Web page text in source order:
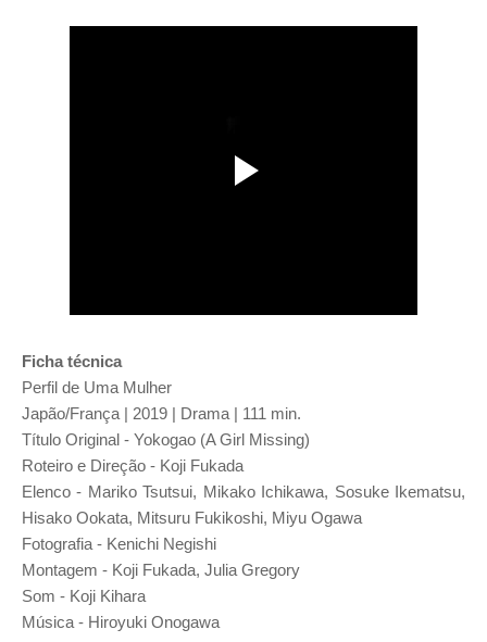
Ficha técnica
Perfil de Uma Mulher
Japão/França | 2019 | Drama | 111 min.
Título Original - Yokogao (A Girl Missing)
Roteiro e Direção - Koji Fukada
Elenco - Mariko Tsutsui, Mikako Ichikawa, Sosuke Ikematsu,
Hisako Ookata, Mitsuru Fukikoshi, Miyu Ogawa
Fotografia - Kenichi Negishi
Montagem - Koji Fukada, Julia Gregory
Som - Koji Kihara
Música - Hiroyuki Onogawa